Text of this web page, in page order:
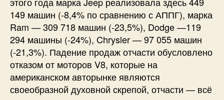
149 машин (-8,4% по сравнению с АППГ), марка
Ram — 309 718 машин (-23,5%), Dodge —119
294 машины (-24%), Chrysler — 97 055 машин
(-21,3%). Падение продаж отчасти обусловлено
отказом от моторов V8, которые на
американском авторынке являются
своеобразной духовной скрепой, отчасти — всё